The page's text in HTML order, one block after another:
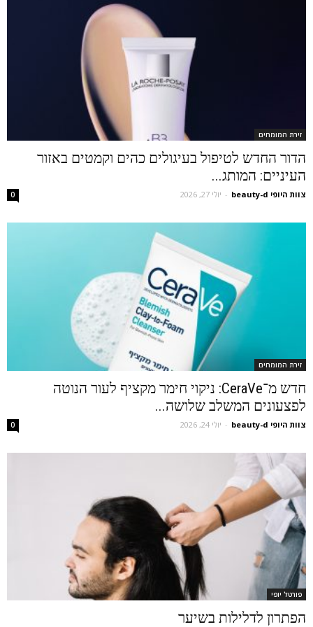
זירת המומחים
הדור החדש לטיפול בעיגולים כהים וקמטים באזור
העיניים: המותג...
צוות היופי beauty-d - יולי 27, 2026 0
זירת המומחים
חדש מ־CeraVe: ניקוי חימר מקציף לעור הנוטה
לפצעונים המשלב שלושה...
צוות היופי beauty-d - יולי 24, 2026 0
פורטל יופי
הפתרון לדלילות בשיער